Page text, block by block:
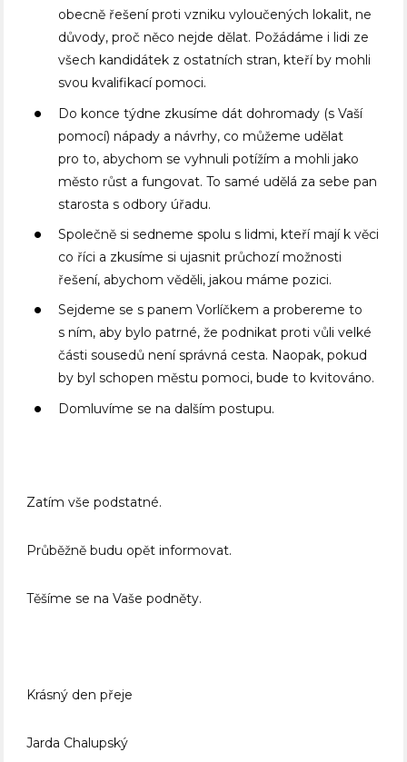
obecně řešení proti vzniku vyloučených lokalit, ne
důvody, proč něco nejde dělat. Požádáme i lidi ze
všech kandidátek z ostatních stran, kteří by mohli
svou kvalifikací pomoci.
Do konce týdne zkusíme dát dohromady (s Vaší
pomocí) nápady a návrhy, co můžeme udělat
pro to, abychom se vyhnuli potížím a mohli jako
město růst a fungovat. To samé udělá za sebe pan
starosta s odbory úřadu.
Společně si sedneme spolu s lidmi, kteří mají k věci
co říci a zkusíme si ujasnit průchozí možnosti
řešení, abychom věděli, jakou máme pozici.
Sejdeme se s panem Vorlíčkem a probereme to
s ním, aby bylo patrné, že podnikat proti vůli velké
části sousedů není správná cesta. Naopak, pokud
by byl schopen městu pomoci, bude to kvitováno.
Domluvíme se na dalším postupu.
Zatím vše podstatné.
Průběžně budu opět informovat.
Těšíme se na Vaše podněty.
Krásný den přeje
Jarda Chalupský